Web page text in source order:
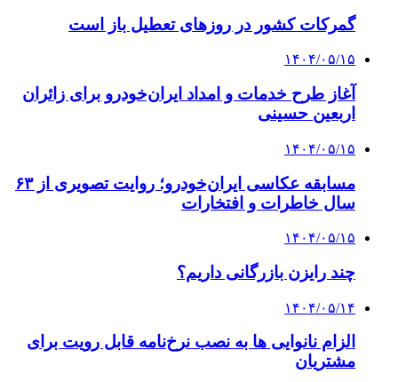
گمرکات کشور در روزهای تعطیل باز است
۱۴۰۴/۰۵/۱۵
آغاز طرح خدمات و امداد ایران‌خودرو برای زائران
اربعین حسینی
۱۴۰۴/۰۵/۱۵
مسابقه عکاسی ایران‌خودرو؛ روایت تصویری از ۶۳
سال خاطرات و افتخارات
۱۴۰۴/۰۵/۱۵
چند رایزن بازرگانی داریم؟
۱۴۰۴/۰۵/۱۴
الزام نانوایی ها به نصب نرخ‌نامه قابل رویت برای
مشتریان